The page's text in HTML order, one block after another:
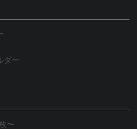
ダー
〜